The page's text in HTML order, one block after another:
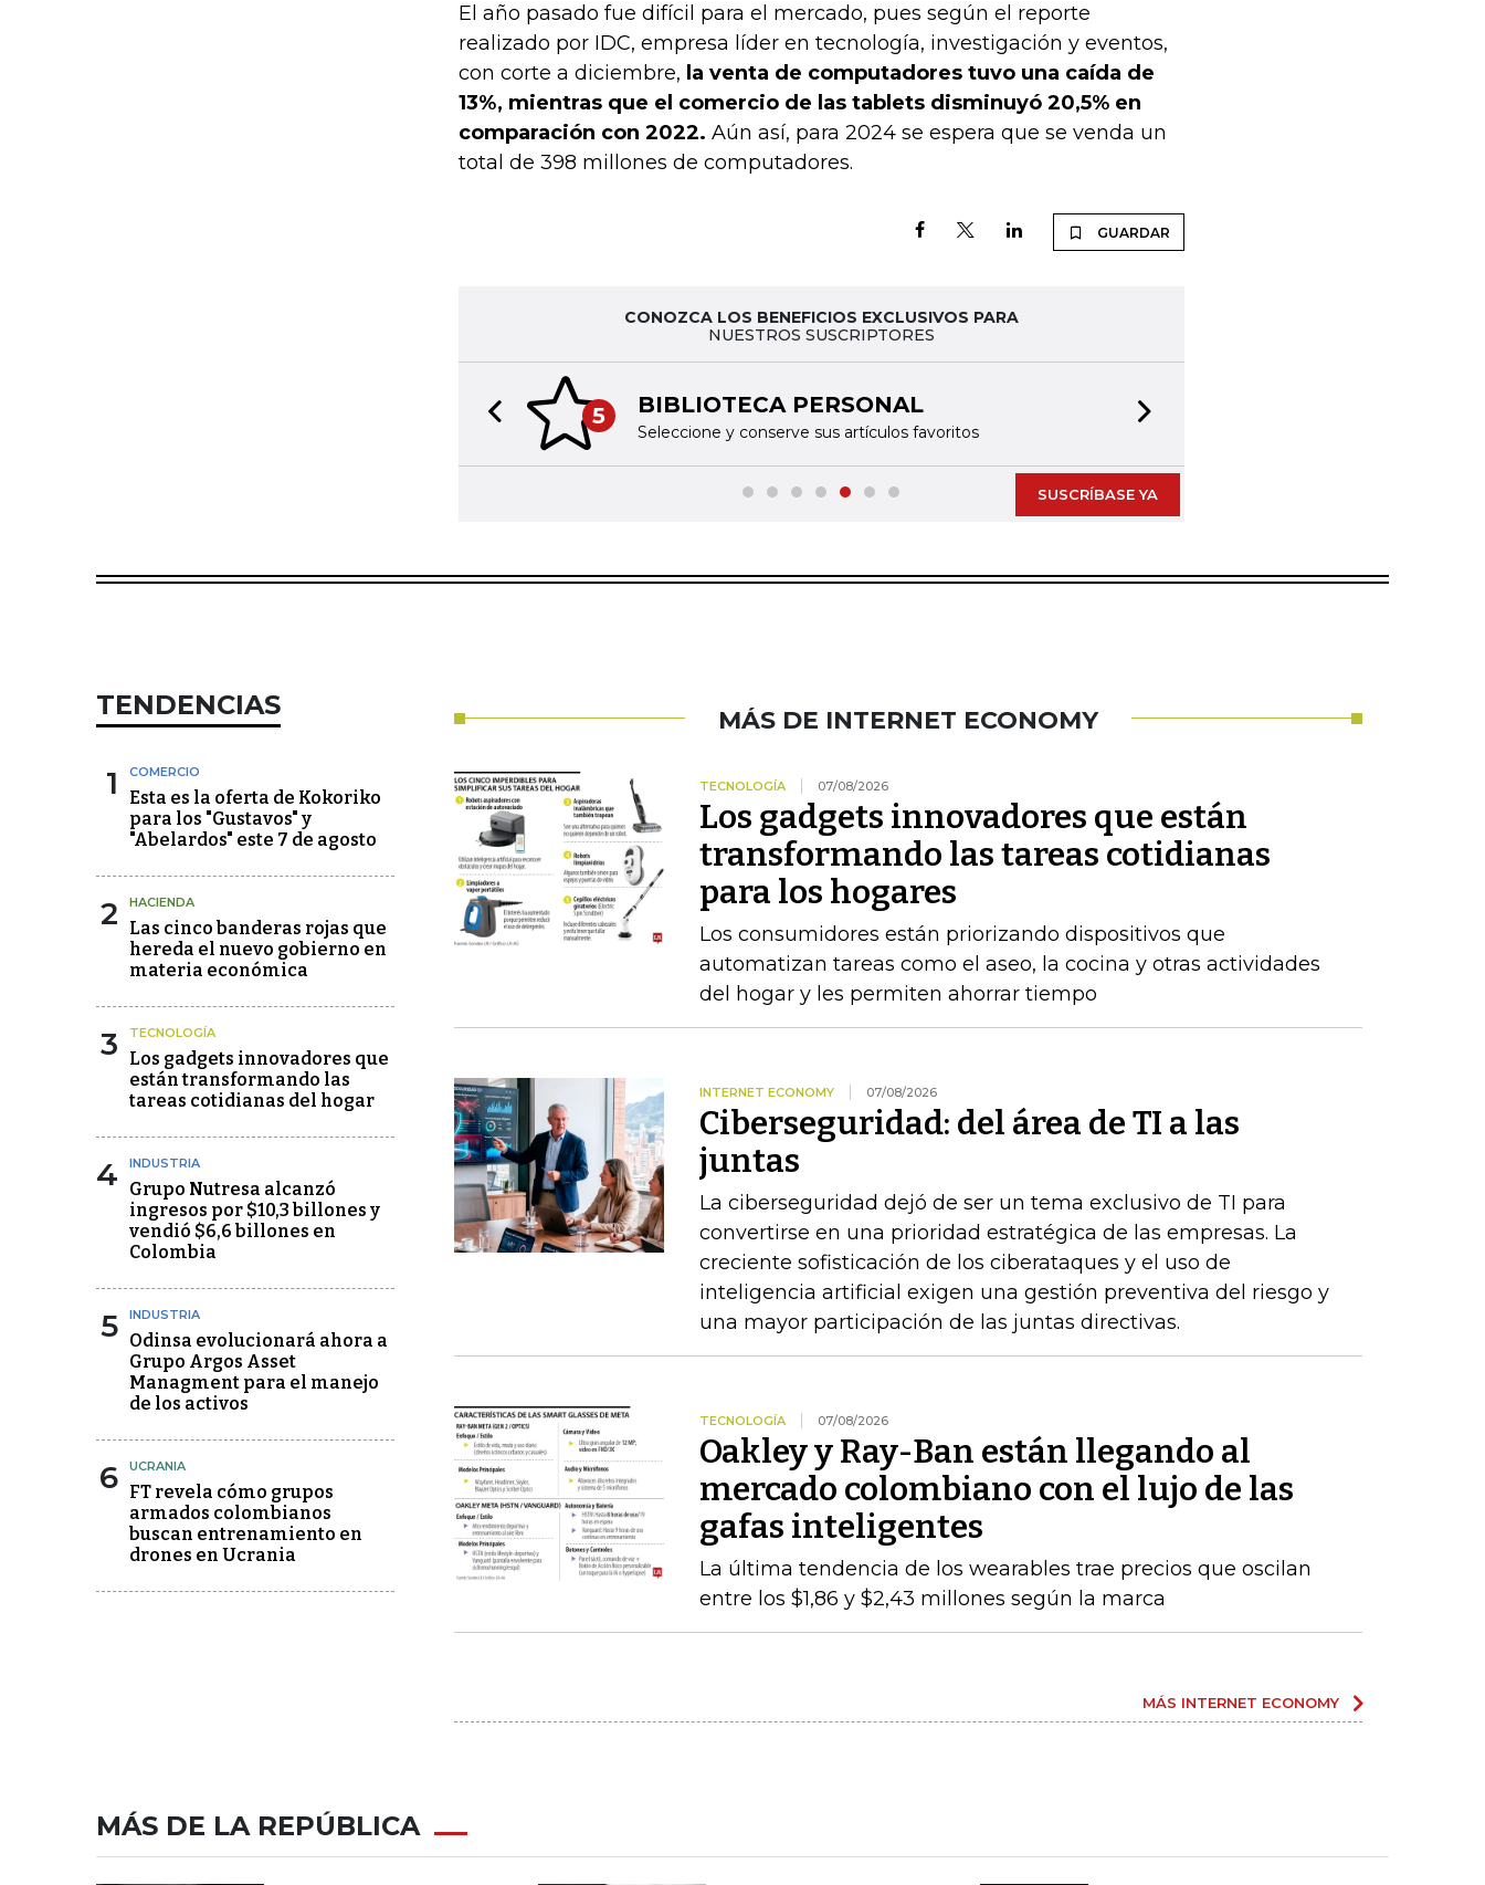
El año pasado fue difícil para el mercado, pues según el reporte
realizado por IDC, empresa líder en tecnología, investigación y eventos,
con corte a diciembre, la venta de computadores tuvo una caída de
13%, mientras que el comercio de las tablets disminuyó 20,5% en
comparación con 2022. Aún así, para 2024 se espera que se venda un
total de 398 millones de computadores.
GUARDAR
CONOZCA LOS BENEFICIOS EXCLUSIVOS PARA
NUESTROS SUSCRIPTORES
5 BIBLIOTECA PERSONAL
Seleccione y conserve sus artículos favoritos
Previous slide
SUSCRÍBASE YA
TENDENCIAS
1 COMERCIO
Esta es la oferta de Kokoriko
para los "Gustavos" y
"Abelardos" este 7 de agosto
2 HACIENDA
Las cinco banderas rojas que
hereda el nuevo gobierno en
materia económica
3 TECNOLOGÍA
Los gadgets innovadores que
están transformando las
tareas cotidianas del hogar
4 INDUSTRIA
Grupo Nutresa alcanzó
ingresos por $10,3 billones y
vendió $6,6 billones en
Colombia
5 INDUSTRIA
Odinsa evolucionará ahora a
Grupo Argos Asset
Managment para el manejo
de los activos
6 UCRANIA
FT revela cómo grupos
armados colombianos
buscan entrenamiento en
drones en Ucrania
MÁS DE INTERNET ECONOMY
TECNOLOGÍA 07/08/2026
Los gadgets innovadores que están
transformando las tareas cotidianas
para los hogares
Los consumidores están priorizando dispositivos que
automatizan tareas como el aseo, la cocina y otras actividades
del hogar y les permiten ahorrar tiempo
INTERNET ECONOMY 07/08/2026
Ciberseguridad: del área de TI a las
juntas
La ciberseguridad dejó de ser un tema exclusivo de TI para
convertirse en una prioridad estratégica de las empresas. La
creciente sofisticación de los ciberataques y el uso de
inteligencia artificial exigen una gestión preventiva del riesgo y
una mayor participación de las juntas directivas.
TECNOLOGÍA 07/08/2026
Oakley y Ray-Ban están llegando al
mercado colombiano con el lujo de las
gafas inteligentes
La última tendencia de los wearables trae precios que oscilan
entre los $1,86 y $2,43 millones según la marca
MÁS INTERNET ECONOMY
MÁS DE LA REPÚBLICA